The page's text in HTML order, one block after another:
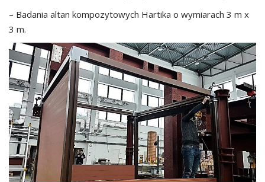
– Badania altan kompozytowych Hartika o wymiarach 3 m x
3 m.